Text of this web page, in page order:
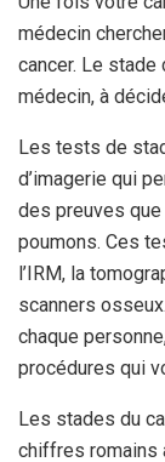
médecin
cancer. Le stade
médecin, à
Les tests de
d’imagerie qui
des preuves
poumons. Ces
l’IRM, la
scanners
chaque
procédures qui
Les stades du
chiffres romains